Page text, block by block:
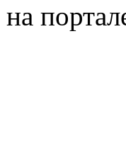
на